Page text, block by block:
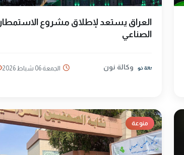
العراق يستعد لإطلاق مشروع الاستمطار
الصناعي
وكالة نون الجمعة 06 شباط 2026
منوعة